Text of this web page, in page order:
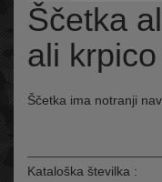
Ščetka
ali
Ščetka ima notranji
Kataloška številka :